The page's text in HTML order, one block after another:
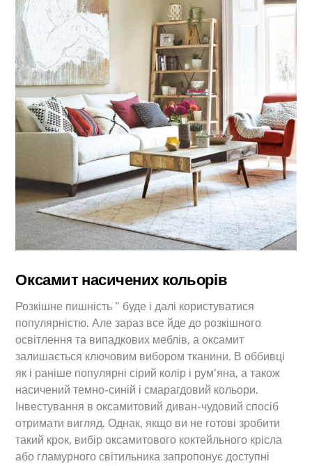
Оксамит насичених кольорів
Розкішне пишність ” буде і далі користуватися
популярністю. Але зараз все йде до розкішного
освітлення та випадкових меблів, а оксамит
залишається ключовим вибором тканини. В оббивці
як і раніше популярні сірий колір і рум’яна, а також
насичений темно-синій і смарагдовий кольори.
Інвестування в оксамитовий диван-чудовий спосіб
отримати вигляд. Однак, якщо ви не готові зробити
такий крок, вибір оксамитового коктейльного крісла
або гламурного світильника запропонує доступні